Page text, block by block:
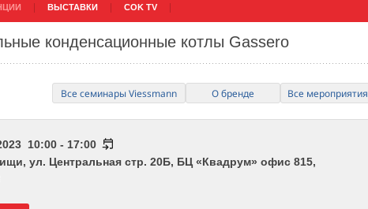
ВЫСТАВКИ COK TV
конденсационные котлы Gassero
Все семинары Viessmann О бренде Все мероприятия
10:00 - 17:00
ул. Центральная стр. 20Б, БЦ «Квадрум» офис 815,